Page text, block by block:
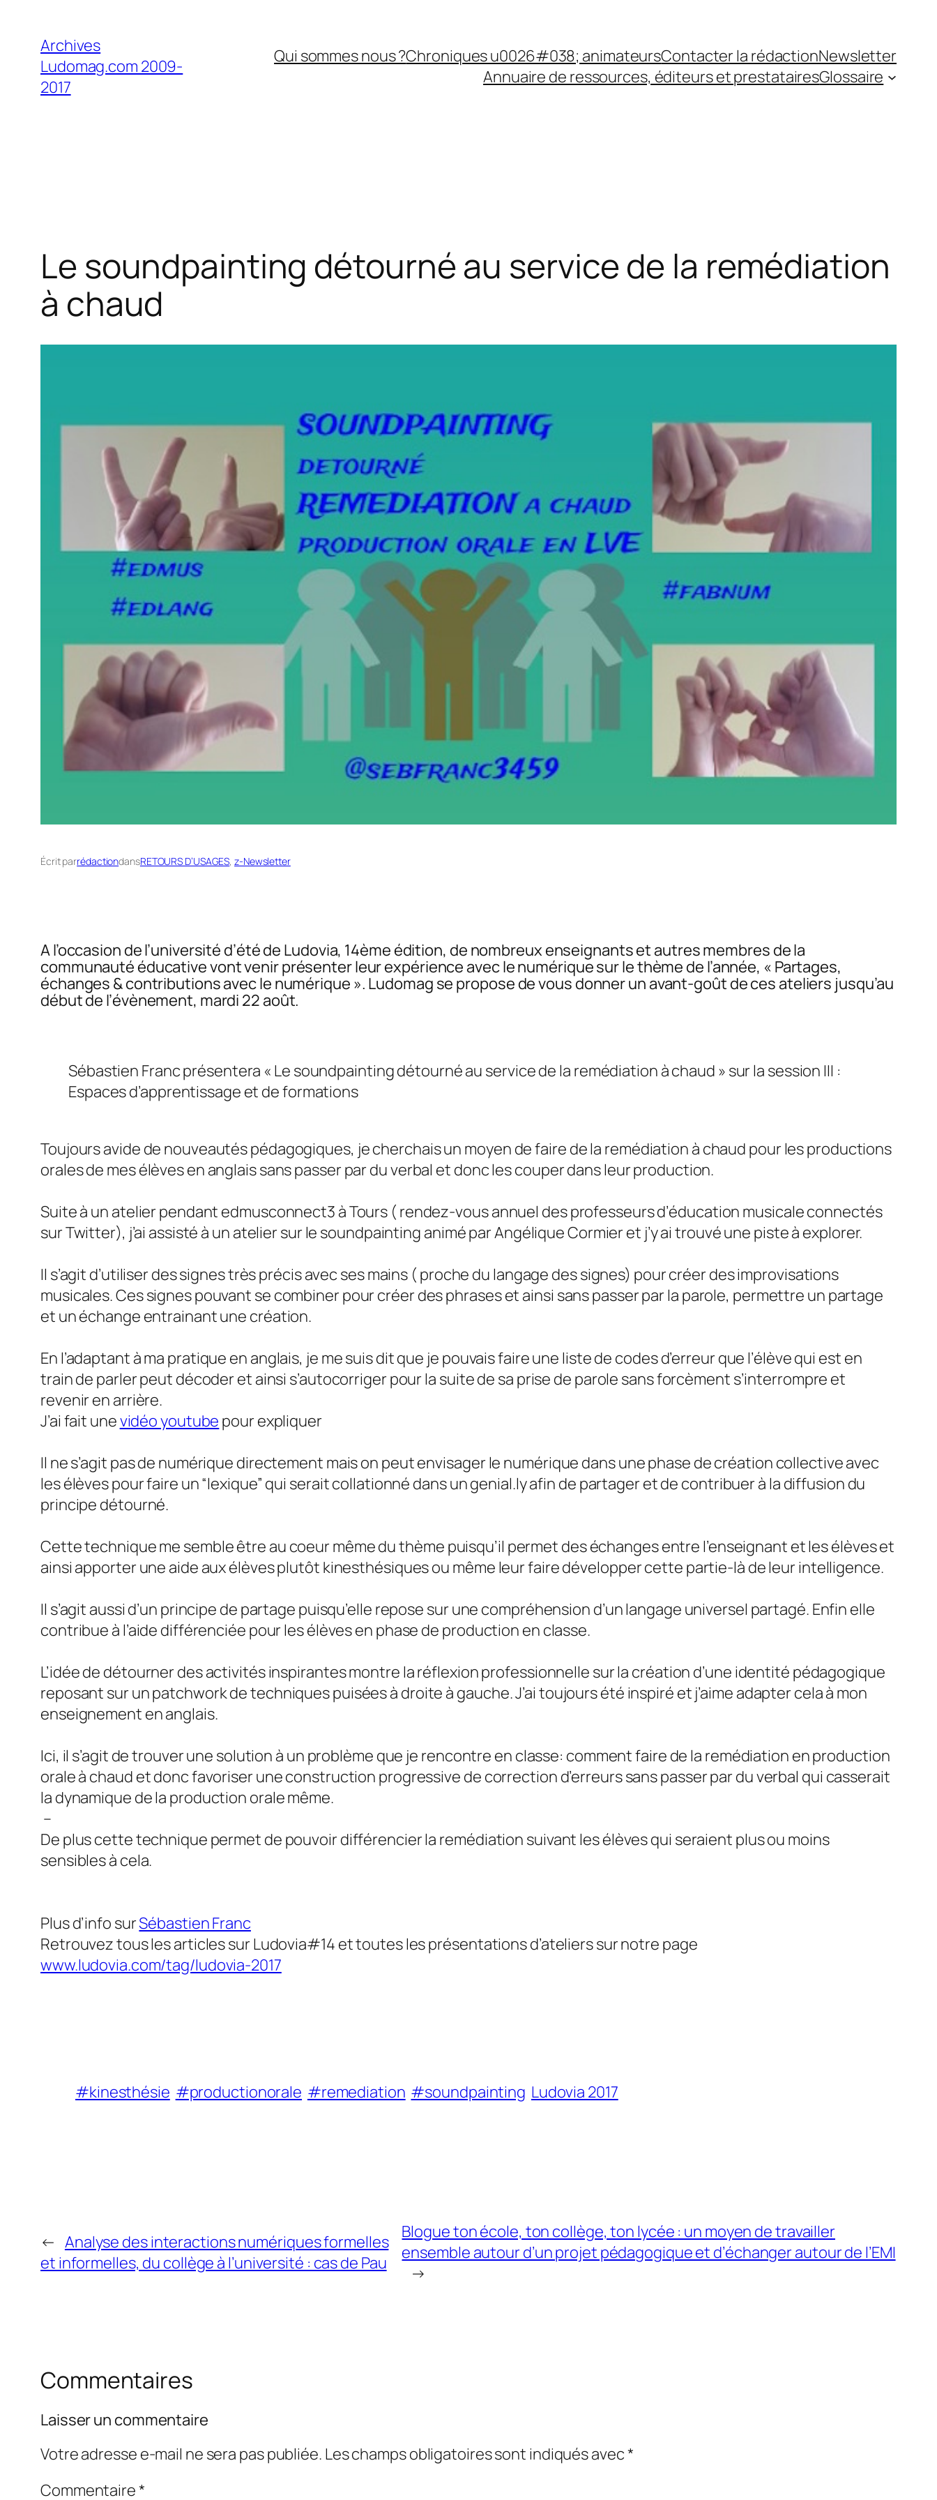
contenu
Archives
Ludomag.com 2009-
2017
Qui sommes nous ?Chroniques u0026#038; animateursContacter la rédactionNewsletter
Annuaire de ressources, éditeurs et prestatairesGlossaire
Le soundpainting détourné au service de la remédiation
à chaud
Écrit parrédactiondansRETOURS D’USAGES, z-Newsletter
A l’occasion de l’université d’été de Ludovia, 14ème édition, de nombreux enseignants et autres membres de la
communauté éducative vont venir présenter leur expérience avec le numérique sur le thème de l’année, « Partages,
échanges & contributions avec le numérique ». Ludomag se propose de vous donner un avant-goût de ces ateliers jusqu’au
début de l’évènement, mardi 22 août.
Sébastien Franc présentera « Le soundpainting détourné au service de la remédiation à chaud » sur la session III :
Espaces d’apprentissage et de formations
Toujours avide de nouveautés pédagogiques, je cherchais un moyen de faire de la remédiation à chaud pour les productions
orales de mes élèves en anglais sans passer par du verbal et donc les couper dans leur production.
Suite à un atelier pendant edmusconnect3 à Tours ( rendez-vous annuel des professeurs d’éducation musicale connectés
sur Twitter), j’ai assisté à un atelier sur le soundpainting animé par Angélique Cormier et j’y ai trouvé une piste à explorer.
Il s’agit d’utiliser des signes très précis avec ses mains ( proche du langage des signes) pour créer des improvisations
musicales. Ces signes pouvant se combiner pour créer des phrases et ainsi sans passer par la parole, permettre un partage
et un échange entrainant une création.
En l’adaptant à ma pratique en anglais, je me suis dit que je pouvais faire une liste de codes d’erreur que l’élève qui est en
train de parler peut décoder et ainsi s’autocorriger pour la suite de sa prise de parole sans forcèment s’interrompre et
revenir en arrière.
J’ai fait unevidéo youtube pour expliquer
Il ne s’agit pas de numérique directement mais on peut envisager le numérique dans une phase de création collective avec
les élèves pour faire un “lexique” qui serait collationné dans un genial.ly afin de partager et de contribuer à la diffusion du
principe détourné.
Cette technique me semble être au coeur même du thème puisqu’il permet des échanges entre l’enseignant et les élèves et
ainsi apporter une aide aux élèves plutôt kinesthésiques ou même leur faire développer cette partie-là de leur intelligence.
Il s’agit aussi d’un principe de partage puisqu’elle repose sur une compréhension d’un langage universel partagé. Enfin elle
contribue à l’aide différenciée pour les élèves en phase de production en classe.
L’idée de détourner des activités inspirantes montre la réflexion professionnelle sur la création d’une identité pédagogique
reposant sur un patchwork de techniques puisées à droite à gauche. J’ai toujours été inspiré et j’aime adapter cela à mon
enseignement en anglais.
Ici, il s’agit de trouver une solution à un problème que je rencontre en classe: comment faire de la remédiation en production
orale à chaud et donc favoriser une construction progressive de correction d’erreurs sans passer par du verbal qui casserait
la dynamique de la production orale même.
–
De plus cette technique permet de pouvoir différencier la remédiation suivant les élèves qui seraient plus ou moins
sensibles à cela.
Plus d’info surSébastien Franc
Retrouvez tous les articles sur Ludovia#14 et toutes les présentations d’ateliers sur notre page
www.ludovia.com/tag/ludovia-2017
#kinesthésie #productionorale #remediation #soundpainting Ludovia 2017
← Analyse des interactions numériques formelles
et informelles, du collège à l’université : cas de Pau
Blogue ton école, ton collège, ton lycée : un moyen de travailler
ensemble autour d’un projet pédagogique et d’échanger autour de l’EMI
→
Commentaires
Laisser un commentaire
Votre adresse e-mail ne sera pas publiée. Les champs obligatoires sont indiqués avec*
Commentaire*